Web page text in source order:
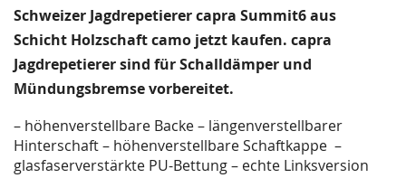
Schweizer Jagdrepetierer capra Summit6 aus
Schicht Holzschaft camo jetzt kaufen. capra
Jagdrepetierer sind für Schalldämper und
Mündungsbremse vorbereitet.
– höhenverstellbare Backe – längenverstellbarer
Hinterschaft – höhenverstellbare Schaftkappe –
glasfaserverstärkte PU-Bettung – echte Linksversion
the
images
gallery